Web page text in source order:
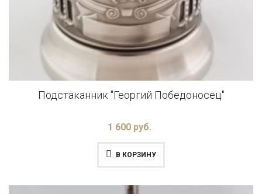
Подстаканник "Георгий Победоносец"
1 600 руб.
В КОРЗИНУ